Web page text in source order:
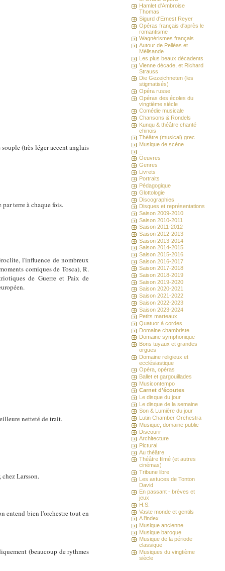
(très léger accent anglais
terre à chaque fois.
l'influence de nombreux
comiques de Tosca), R.
de Guerre et Paix de
netteté de trait.
Larsson.
entend bien l'orchestre tout en
(beaucoup de rythmes
Hamlet d'Ambroise
Thomas
Sigurd d'Ernest Reyer
Opéras français d'après le
romantisme
Wagnérismes français
Autour de Pelléas et
Mélisande
Les plus beaux décadents
Vienne décade, et Richard
Strauss
Die Gezeichneten (les
stigmatisés)
Opéra russe
Opéras des écoles du
vingtième siècle
Comédie musicale
Chansons & Rondels
Kunqu & théâtre chanté
chinois
Théâtre (musical) grec
Musique de scène
Oeuvres
Genres
Livrets
Portraits
Pédagogique
Glottologie
Discographies
Disques et représentations
Saison 2009-2010
Saison 2010-2011
Saison 2011-2012
Saison 2012-2013
Saison 2013-2014
Saison 2014-2015
Saison 2015-2016
Saison 2016-2017
Saison 2017-2018
Saison 2018-2019
Saison 2019-2020
Saison 2020-2021
Saison 2021-2022
Saison 2022-2023
Saison 2023-2024
Petits marteaux
Quatuor à cordes
Domaine chambriste
Domaine symphonique
Bons tuyaux et grandes
orgues
Domaine religieux et
ecclésiastique
Opéra, opéras
Ballet et gargouillades
Musicontempo
Carnet d'écoutes
Le disque du jour
Le disque de la semaine
Son & Lumière du jour
Lutin Chamber Orchestra
Musique, domaine public
Discourir
Architecture
Pictural
Au théâtre
Théâtre filmé (et autres
cinémas)
Tribune libre
Les astuces de Tonton
David
En passant - brèves et
jeux
H.S.
Vaste monde et gentils
A l'index
Musique ancienne
Musique baroque
Musique de la période
classique
Musiques du vingtième
siècle